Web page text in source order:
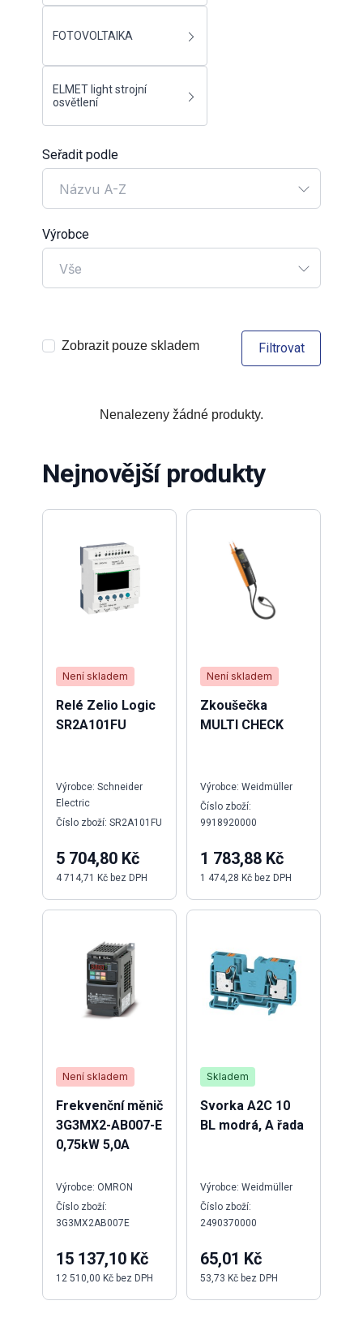
FOTOVOLTAIKA
ELMET light strojní
osvětlení
Seřadit podle
Názvu A-Z
Výrobce
Vše
Zobrazit pouze skladem Filtrovat
Nenalezeny žádné produkty.
Nejnovější produkty
Není skladem
Relé Zelio Logic
SR2A101FU
Výrobce: Schneider
Electric
Číslo zboží: SR2A101FU
5 704,80 Kč
4 714,71 Kč bez DPH
Není skladem
Frekvenční měnič
3G3MX2-AB007-E
0,75kW 5,0A
Výrobce: OMRON
Číslo zboží:
3G3MX2AB007E
15 137,10 Kč
12 510,00 Kč bez DPH
Není skladem
Zkoušečka
MULTI CHECK
Výrobce: Weidmüller
Číslo zboží:
9918920000
1 783,88 Kč
1 474,28 Kč bez DPH
Skladem
Svorka A2C 10
BL modrá, A řada
Výrobce: Weidmüller
Číslo zboží:
2490370000
65,01 Kč
53,73 Kč bez DPH